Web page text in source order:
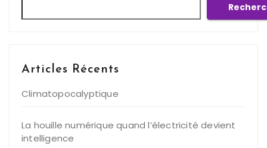
Articles Récents
Climatopocalyptique
La houille numérique quand l’électricité devient
intelligence